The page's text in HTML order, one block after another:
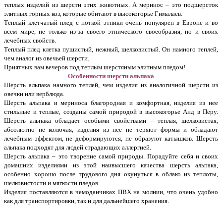
теплых изделий из шерсти этих животных. А меринос – это подшерсток
элитных горных коз, которые обитают в высокогорье Гималаев.
Теплый клетчатый плед с ноткой этники очень популярен в Европе и во
всем мире, не только из-за своего этнического своеобразия, но и своих
лечебных свойств.
Теплый плед клетка пушистый, нежный, шелковистый. Он намного теплей,
чем аналог из овечьей шерсти.
Приятных вам вечеров под теплым шерстяным элитным пледом!
Особенности шерсти альпака
Шерсть альпака намного теплей, чем изделия из аналогичной шерсти из
овечки или верблюда.
Шерсть альпака и мериноса благородная и комфортная, изделия из нее
стильные и теплые, созданы самой природой в высокогорье Анд в Перу.
Шерсть альпака обладает особыми свойствами – теплая, шелковистая,
абсолютно не колючая, изделия из нее не теряют формы и обладают
лечебным эффектом, не деформируются, не образуют катышков. Шерсть
альпака подходят для людей страдающих аллергией.
Шерсть альпака – это творение самой природы. Порадуйте себя и своих
домашних изделиями из этой наивысшего качества шерсть альпака,
особенно хорошо после трудового дня окунуться в облако из теплоты,
шелковистости и мягкости пледов.
Изделия поставляются в чемоданчиках ПВХ на молнии, что очень удобно
как для транспортировки, так и для дальнейшего хранения.